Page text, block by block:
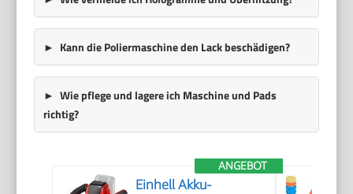
Kann die Poliermaschine den Lack beschädigen?
Wie pflege und lagere ich Maschine und Pads
richtig?
ANGEBOT
Einhell Akku-